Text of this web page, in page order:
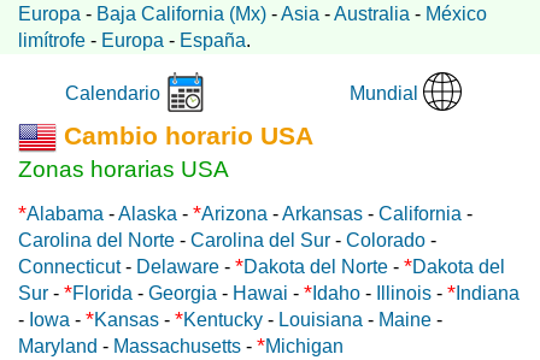
Europa - Baja California (Mx) -Asia -Australia - México
limítrofe - Europa - España.
Calendario Mundial
Cambio horario USA
Zonas horarias USA
*Alabama -Alaska - *Arizona -Arkansas - California -
Carolina del Norte - Carolina del Sur - Colorado -
Connecticut- Delaware - *Dakota del Norte - *Dakota del
Sur - *Florida - Georgia - Hawai - * Idaho - Illinois - * Indiana
- Iowa - *Kansas - *Kentucky - Louisiana - Maine -
Maryland - Massachusetts - *Michigan